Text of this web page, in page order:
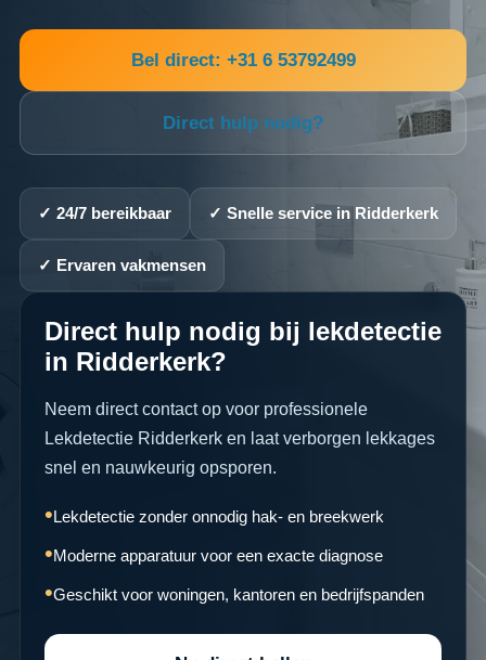
Bel direct: +31 6 53792499
Direct hulp nodig?
✓ 24/7 bereikbaar ✓ Snelle service in Ridderkerk
✓ Ervaren vakmensen
Direct hulp nodig bij lekdetectie
in Ridderkerk?
Neem direct contact op voor professionele
Lekdetectie Ridderkerk en laat verborgen lekkages
snel en nauwkeurig opsporen.
Lekdetectie zonder onnodig hak- en breekwerk
Moderne apparatuur voor een exacte diagnose
Geschikt voor woningen, kantoren en bedrijfspanden